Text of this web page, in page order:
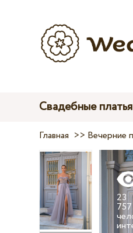
Свадебные платья
Главная >> Вечерние
23
757